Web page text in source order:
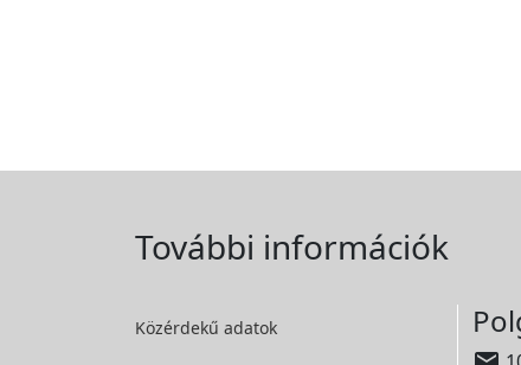
További információk
Közérdekű adatok